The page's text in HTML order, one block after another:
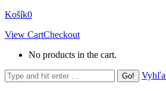
Košík0
View CartCheckout
No products in the cart.
Search: